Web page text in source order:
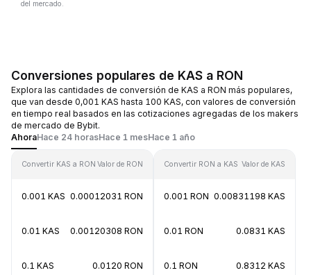
del mercado.
Conversiones populares de KAS a RON
Explora las cantidades de conversión de KAS a RON más populares,
que van desde 0,001 KAS hasta 100 KAS, con valores de conversión
en tiempo real basados en las cotizaciones agregadas de los makers
de mercado de Bybit.
AhoraHace 24 horasHace 1 mesHace 1 año
Convertir KAS a RON Valor de RON
0.001 KAS 0.00012031 RON
0.01 KAS 0.00120308 RON
0.1 KAS 0.0120 RON
Convertir RON a KAS Valor de KAS
0.001 RON 0.00831198 KAS
0.01 RON 0.0831 KAS
0.1 RON 0.8312 KAS